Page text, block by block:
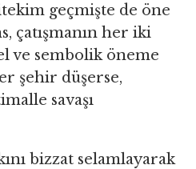
geçmişte de öne
çatışmanın her iki
ve sembolik öneme
şehir düşerse,
savaşı
bizzat selamlayarak